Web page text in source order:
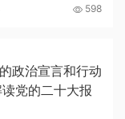
...
598
政治宣言和行动
党的二十大报